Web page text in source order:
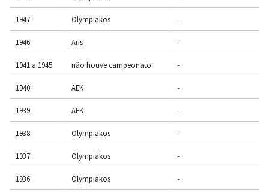
1947 Olympiakos -
1946 Aris -
1941 a 1945 não houve campeonato -
1940 AEK -
1939 AEK -
1938 Olympiakos -
1937 Olympiakos -
1936 Olympiakos -